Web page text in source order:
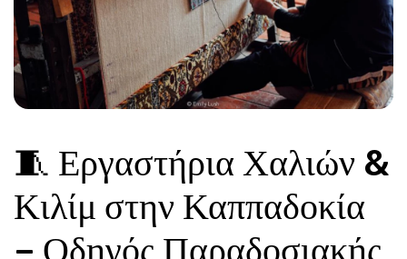
🧵 Εργαστήρια Χαλιών &
Κιλίμ στην Καππαδοκία